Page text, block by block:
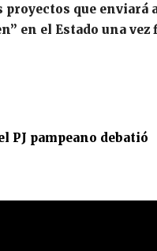
proyectos que enviará
en el Estado una
PJ pampeano debatió